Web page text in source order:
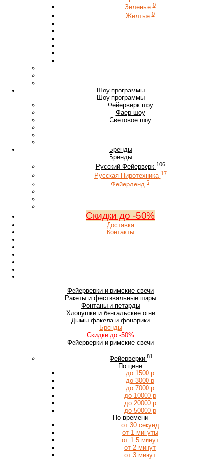
Зеленые 0
Желтые 0
Шоу программы
Шоу программы
Фейерверк шоу
Фаер шоу
Световое шоу
Бренды
Бренды
Русский Фейерверк 106
Русская Пиротехника 17
Фейерленд 5
Скидки до -50%
Доставка
Контакты
Фейерверки и римские свечи
Ракеты и фестивальные шары
Фонтаны и петарды
Хлопушки и бенгальские огни
Дымы факела и фонарики
Бренды
Скидки до -50%
Фейерверки и римские свечи
Фейерверки 81
По цене
до 1500 р
до 3000 р
до 7000 р
до 10000 р
до 20000 р
до 50000 р
По времени
от 30 секунд
от 1 минуты
от 1.5 минут
от 2 минут
от 3 минут